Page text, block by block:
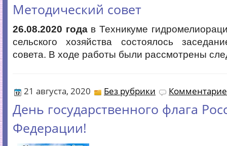
Методический совет
26.08.2020 годав Техникуме
сельского хозяйства состоялось
совета. В ходе работы были рассмотрены
21 августа, 2020 Без рубрики
День государственного флага
Федерации!